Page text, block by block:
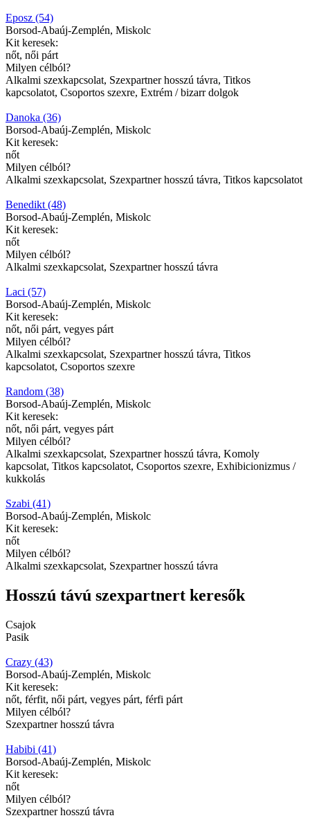
Eposz (54)
Borsod-Abaúj-Zemplén, Miskolc
Kit keresek:
nőt, női párt
Milyen célból?
Alkalmi szexkapcsolat, Szexpartner hosszú távra, Titkos
kapcsolatot, Csoportos szexre, Extrém / bizarr dolgok
Danoka (36)
Borsod-Abaúj-Zemplén, Miskolc
Kit keresek:
nőt
Milyen célból?
Alkalmi szexkapcsolat, Szexpartner hosszú távra, Titkos kapcsolatot
Benedikt (48)
Borsod-Abaúj-Zemplén, Miskolc
Kit keresek:
nőt
Milyen célból?
Alkalmi szexkapcsolat, Szexpartner hosszú távra
Laci (57)
Borsod-Abaúj-Zemplén, Miskolc
Kit keresek:
nőt, női párt, vegyes párt
Milyen célból?
Alkalmi szexkapcsolat, Szexpartner hosszú távra, Titkos
kapcsolatot, Csoportos szexre
Random (38)
Borsod-Abaúj-Zemplén, Miskolc
Kit keresek:
nőt, női párt, vegyes párt
Milyen célból?
Alkalmi szexkapcsolat, Szexpartner hosszú távra, Komoly
kapcsolat, Titkos kapcsolatot, Csoportos szexre, Exhibicionizmus /
kukkolás
Szabi (41)
Borsod-Abaúj-Zemplén, Miskolc
Kit keresek:
nőt
Milyen célból?
Alkalmi szexkapcsolat, Szexpartner hosszú távra
Hosszú távú szexpartnert keresők
Csajok
Pasik
Crazy (43)
Borsod-Abaúj-Zemplén, Miskolc
Kit keresek:
nőt, férfit, női párt, vegyes párt, férfi párt
Milyen célból?
Szexpartner hosszú távra
Habibi (41)
Borsod-Abaúj-Zemplén, Miskolc
Kit keresek:
nőt
Milyen célból?
Szexpartner hosszú távra